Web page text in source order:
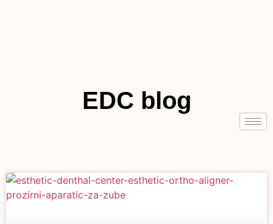
EDC blog